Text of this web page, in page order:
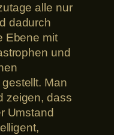
alle nur
dadurch
Ebene mit
und
Man
zeigen, dass
Umstand